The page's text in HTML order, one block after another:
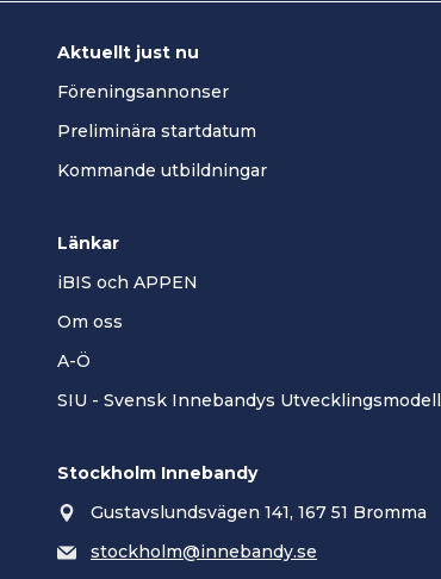
Aktuellt just nu
Föreningsannonser
Preliminära startdatum
Kommande utbildningar
Länkar
iBIS och APPEN
Om oss
A-Ö
SIU - Svensk Innebandys Utvecklingsmodell
Stockholm Innebandy
Gustavslundsvägen 141, 167 51 Bromma
stockholm@innebandy.se